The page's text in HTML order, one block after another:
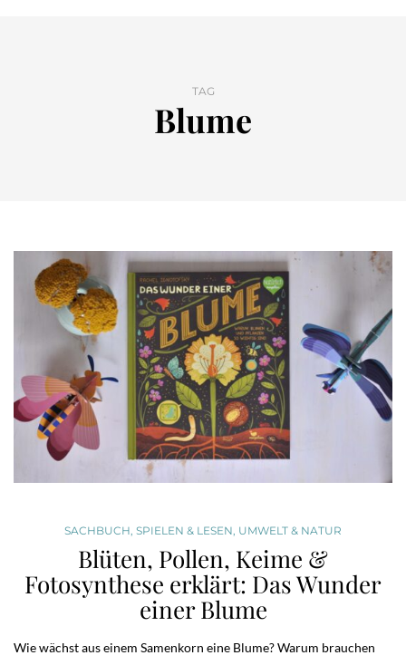
TAG
Blume
SACHBUCH, SPIELEN & LESEN, UMWELT & NATUR
Blüten, Pollen, Keime &
Fotosynthese erklärt: Das Wunder
einer Blume
Wie wächst aus einem Samenkorn eine Blume? Warum brauchen